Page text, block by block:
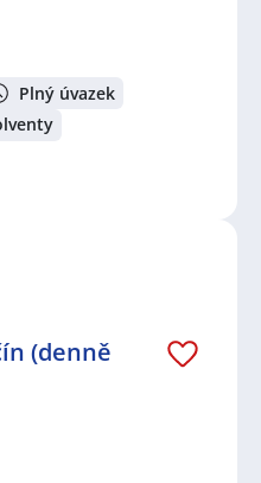
Plný úvazek
(denně